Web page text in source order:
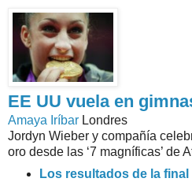
EE UU vuela en
Amaya Iríbar Londres
Jordyn Wieber y compañía
oro desde las ‘7 magníficas’ de
Los resultados de la